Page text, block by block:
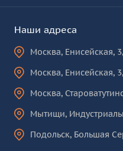
Наши адреса
Москва, Енисейская,
Москва, Енисейская,
Москва,
Мытищи,
Подольск, Большая